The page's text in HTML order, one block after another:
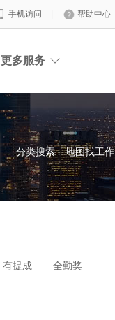
手机访问 帮助中心
更多服务
分类搜索 地图找工作
有提成 全勤奖